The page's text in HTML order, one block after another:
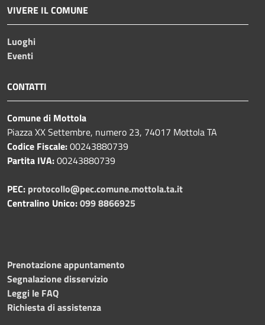
VIVERE IL COMUNE
Luoghi
Eventi
CONTATTI
Comune di Mottola
Piazza XX Settembre, numero 23, 74017 Mottola TA
Codice Fiscale:00243880739
Partita IVA:00243880739
PEC: protocollo@pec.comune.mottola.ta.it
Centralino Unico:099 8866925
Prenotazione appuntamento
Segnalazione disservizio
Leggi le FAQ
Richiesta di assistenza